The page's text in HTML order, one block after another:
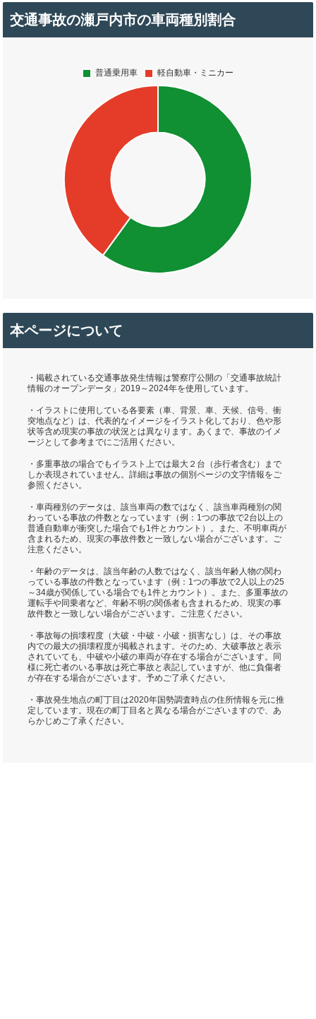
交通事故の瀬戸内市の車両種別割合
本ページについて
・掲載されている交通事故発生情報は警察庁公開の「交通事故統計
情報のオープンデータ」2019～2024年を使用しています。
・イラストに使用している各要素（車、背景、車、天候、信号、衝
突地点など）は、代表的なイメージをイラスト化しており、色や形
状等含め現実の事故の状況とは異なります。あくまで、事故のイメ
ージとして参考までにご活用ください。
・多重事故の場合でもイラスト上では最大２台（歩行者含む）まで
しか表現されていません。詳細は事故の個別ページの文字情報をご
参照ください。
・車両種別のデータは、該当車両の数ではなく、該当車両種別の関
わっている事故の件数となっています（例：1つの事故で2台以上の
普通自動車が衝突した場合でも1件とカウント）。また、不明車両が
含まれるため、現実の事故件数と一致しない場合がございます。ご
注意ください。
・年齢のデータは、該当年齢の人数ではなく、該当年齢人物の関わ
っている事故の件数となっています（例：1つの事故で2人以上の25
～34歳が関係している場合でも1件とカウント）。また、多重事故の
運転手や同乗者など、年齢不明の関係者も含まれるため、現実の事
故件数と一致しない場合がございます。ご注意ください。
・事故毎の損壊程度（大破・中破・小破・損害なし）は、その事故
内での最大の損壊程度が掲載されます。そのため、大破事故と表示
されていても、中破や小破の車両が存在する場合がございます。同
様に死亡者のいる事故は死亡事故と表記していますが、他に負傷者
が存在する場合がございます。予めご了承ください。
・事故発生地点の町丁目は2020年国勢調査時点の住所情報を元に推
定しています。現在の町丁目名と異なる場合がございますので、あ
らかじめご了承ください。